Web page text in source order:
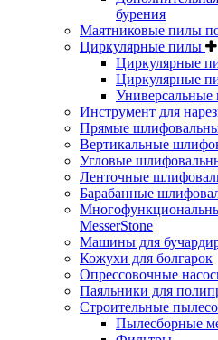
бурения
Маятниковые пилы
Циркулярные пилы
Циркулярные
Циркулярные
Инструмент для
Прямые
Вертикальные
Угловые
Ленточные
Барабанные
MesserStone
Машины для
Кожухи для болгарок
Опрессовочные
Паяльники для
Строительные
Пылесборные